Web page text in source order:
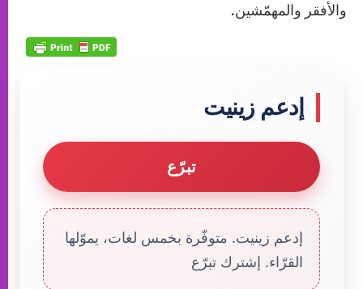
والأفقر والمهمّشين.
إدعم زينيت
تبرّع
إدعم زينيت. متوفّرة بخمس لغات، يموّلها
القرّاء. إشترك تبرّع